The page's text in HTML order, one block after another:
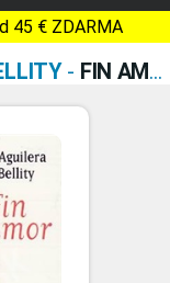
45 € ZDARMA
- FIN AMOR